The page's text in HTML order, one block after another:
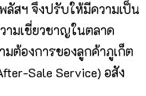
ลัสฯ จึงปรับให้มีความเป็น
ามเชี่ยวชาญในตลาด
ต้องการของลูกค้าภูเก็ต
Sale Service) อสัง